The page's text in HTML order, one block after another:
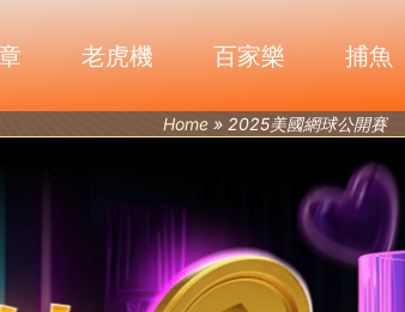
老虎機 百家樂 捕魚
Home» 2025美國網球公開賽